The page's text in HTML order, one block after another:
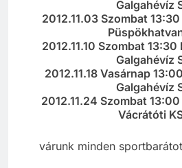
Galgahévíz
2012.11.03 Szombat
2012.11.10 Szombat
Galgahévíz
2012.11.18 Vasárnap
Galgahévíz
2012.11.24 Szombat
Vácrátóti
várunk minden